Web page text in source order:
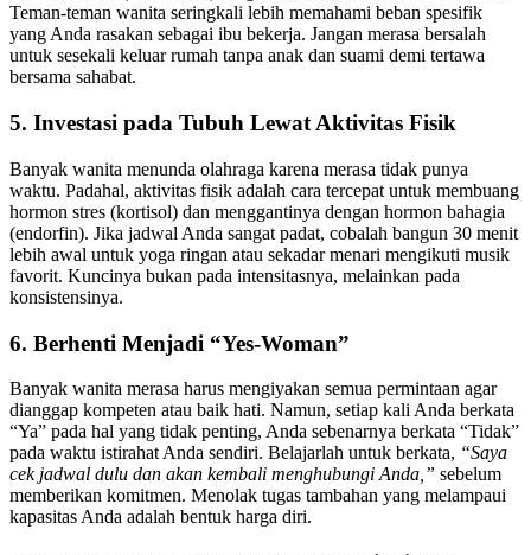
Teman-teman wanita seringkali lebih memahami beban spesifik
yang Anda rasakan sebagai ibu bekerja. Jangan merasa bersalah
untuk sesekali keluar rumah tanpa anak dan suami demi tertawa
bersama sahabat.
5. Investasi pada Tubuh Lewat Aktivitas Fisik
Banyak wanita menunda olahraga karena merasa tidak punya
waktu. Padahal, aktivitas fisik adalah cara tercepat untuk membuang
hormon stres (kortisol) dan menggantinya dengan hormon bahagia
(endorfin). Jika jadwal Anda sangat padat, cobalah bangun 30 menit
lebih awal untuk yoga ringan atau sekadar menari mengikuti musik
favorit. Kuncinya bukan pada intensitasnya, melainkan pada
konsistensinya.
6. Berhenti Menjadi “Yes-Woman”
Banyak wanita merasa harus mengiyakan semua permintaan agar
dianggap kompeten atau baik hati. Namun, setiap kali Anda berkata
“Ya” pada hal yang tidak penting, Anda sebenarnya berkata “Tidak”
pada waktu istirahat Anda sendiri. Belajarlah untuk berkata, “Saya
cek jadwal dulu dan akan kembali menghubungi Anda,” sebelum
memberikan komitmen. Menolak tugas tambahan yang melampaui
kapasitas Anda adalah bentuk harga diri.